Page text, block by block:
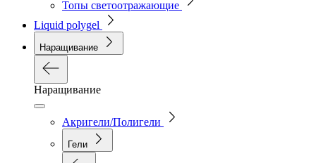
Топы светоотражающие
Liquid polygel
Наращивание
Наращивание
Акригели/Полигели
Гели